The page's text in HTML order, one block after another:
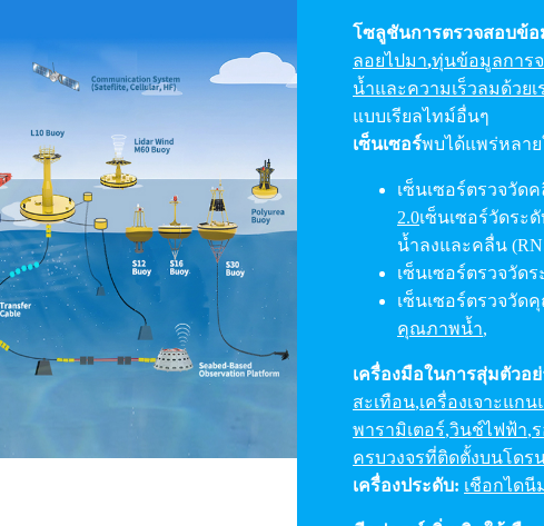
โซลูชันการตรวจสอบข้อ
ลอยไปมา,ทุ่นข้อมูลการจ
น้ำและความเร็วลมด้วยเ
แบบเรียลไทม์อื่นๆ
เซ็นเซอร์พบได้แพร่หลาย
เซ็นเซอร์ตรวจวัด
2.0เซ็นเซอร์วัดระ
น้ำลงและคลื่น
เซ็นเซอร์ตรวจวัด
เซ็นเซอร์ตรวจวัด
คุณภาพน้ำ,
เครื่องมือในการสุ่มตัวอ
สะเทือน,เครื่องเจาะแก
พารามิเตอร์,วินช์ไฟฟ้า,
ครบวงจรที่ติดตั้งบนโดร
เครื่องประดับ: เชือกไดนี